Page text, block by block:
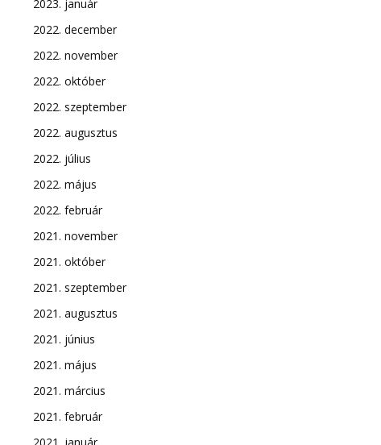
2023. január
2022. december
2022. november
2022. október
2022. szeptember
2022. augusztus
2022. július
2022. május
2022. február
2021. november
2021. október
2021. szeptember
2021. augusztus
2021. június
2021. május
2021. március
2021. február